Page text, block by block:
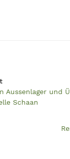
Aussenlager und
Schaan